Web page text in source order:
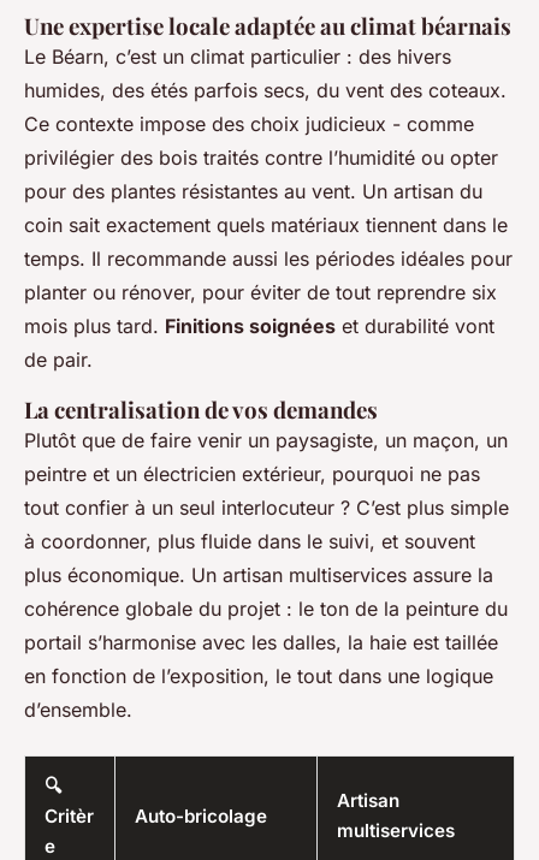
Une expertise locale adaptée au climat béarnais
Le Béarn, c’est un climat particulier : des hivers
humides, des étés parfois secs, du vent des coteaux.
Ce contexte impose des choix judicieux - comme
privilégier des bois traités contre l’humidité ou opter
pour des plantes résistantes au vent. Un artisan du
coin sait exactement quels matériaux tiennent dans le
temps. Il recommande aussi les périodes idéales pour
planter ou rénover, pour éviter de tout reprendre six
mois plus tard. Finitions soignées et durabilité vont
de pair.
La centralisation de vos demandes
Plutôt que de faire venir un paysagiste, un maçon, un
peintre et un électricien extérieur, pourquoi ne pas
tout confier à un seul interlocuteur ? C’est plus simple
à coordonner, plus fluide dans le suivi, et souvent
plus économique. Un artisan multiservices assure la
cohérence globale du projet : le ton de la peinture du
portail s’harmonise avec les dalles, la haie est taillée
en fonction de l’exposition, le tout dans une logique
d’ensemble.
🔍
Critèr
e
Auto-bricolage
Artisan
multiservices